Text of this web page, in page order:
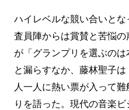
ハイレベルな競い合いと
査員陣からは賞賛と苦悩
が「グランプリを選ぶのは
と漏らすなか、藤林聖子
人一人に熱い票が入って
りを語った。現代の音楽